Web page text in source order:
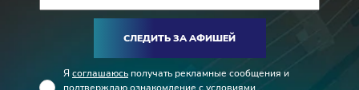
СЛЕДИТЬ ЗА АФИШЕЙ
Я соглашаюсь получать рекламные сообщения и